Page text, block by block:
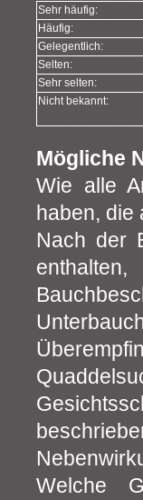
Sehr häufig:
Häufig:
Gelegentlich:
Selten:
Sehr selten:
Nicht bekannt:
Mögliche
Wie alle
haben, die
Nach der
Welche